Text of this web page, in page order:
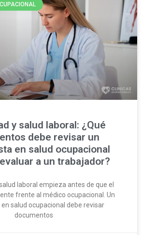
y salud laboral: ¿Qué
debe revisar un
en salud ocupacional
a un trabajador?
laboral empieza antes de que el
frente al médico ocupacional. Un
salud ocupacional debe revisar
documentos